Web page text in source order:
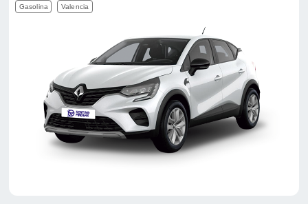
Gasolina Valencia